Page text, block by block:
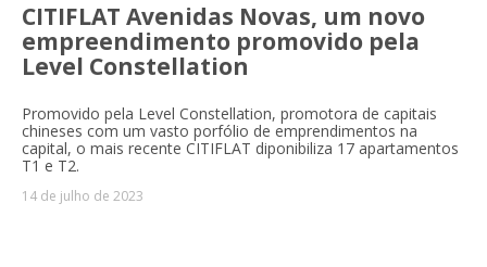
CITIFLAT Avenidas Novas, um novo
empreendimento promovido pela
Level Constellation
Promovido pela Level Constellation, promotora de capitais
chineses com um vasto porfólio de emprendimentos na
capital, o mais recente CITIFLAT diponibiliza 17 apartamentos
T1 e T2.
14 de julho de 2023